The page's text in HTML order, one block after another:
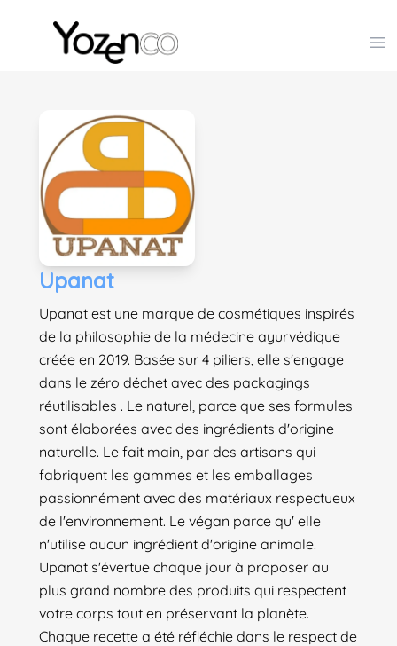
Yozenco - Organisateur de Salons, Evénements et
Upanat
Upanat est une marque de cosmétiques inspirés
de la philosophie de la médecine ayurvédique
créée en 2019. Basée sur 4 piliers, elle s'engage
dans le zéro déchet avec des packagings
réutilisables . Le naturel, parce que ses formules
sont élaborées avec des ingrédients d'origine
naturelle. Le fait main, par des artisans qui
fabriquent les gammes et les emballages
passionnément avec des matériaux respectueux
de l'environnement. Le végan parce qu' elle
n'utilise aucun ingrédient d'origine animale.
Upanat s'évertue chaque jour à proposer au
plus grand nombre des produits qui respectent
votre corps tout en préservant la planète.
Chaque recette a été réfléchie dans le respect de